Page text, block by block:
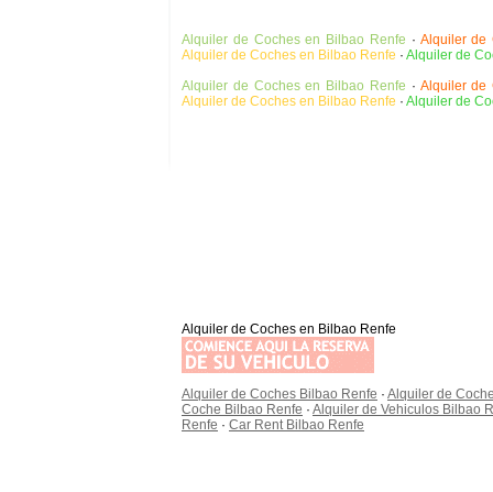
Alquiler de Coches en Bilbao Renfe · Alquiler de
Alquiler de Coches en Bilbao Renfe · Alquiler de
Alquiler de Coches en Bilbao Renfe · Alquiler de
Alquiler de Coches en Bilbao Renfe · Alquiler de
Alquiler de Coches en Bilbao Renfe
Alquiler de Coches Bilbao Renfe · Alquiler de
Coche Bilbao Renfe · Alquiler de Vehiculos Bilbao
Renfe · Car Rent Bilbao Renfe